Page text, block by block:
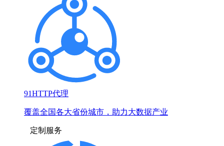
91HTTP代理
覆盖全国各大省份城市，助力大数据产业
定制服务